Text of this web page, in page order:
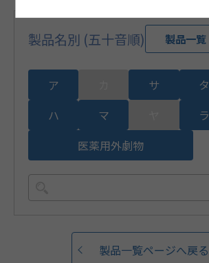
製品名別 (五十音順) 製品一覧
ア サ タ
ハ
マ ラ
医薬用外劇物
製品一覧ページへ戻る